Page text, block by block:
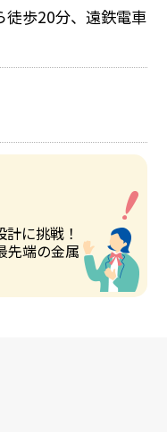
徒歩20分、遠鉄電車
に挑戦！
先端の金属